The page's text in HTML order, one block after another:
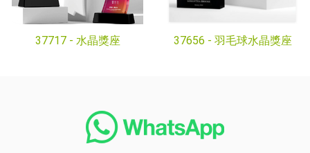
37717 - 水晶獎座 37656 - 羽毛球水晶獎座